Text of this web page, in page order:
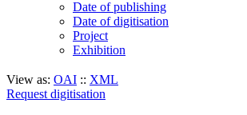
Date of publishing
Date of digitisation
Project
Exhibition
View as: OAI :: XML
Request digitisation